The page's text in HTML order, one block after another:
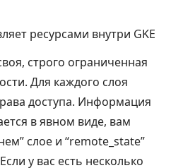
ресурсами внутри GKE
строго ограниченная
Для каждого слоя
доступа. Информация
в явном виде, вам
слое и “remote_state”
у вас есть несколько